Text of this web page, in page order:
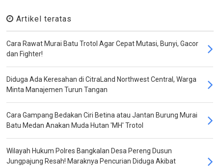
Artikel teratas
Cara Rawat Murai Batu Trotol Agar Cepat Mutasi, Bunyi, Gacor
dan Fighter!
Diduga Ada Keresahan di CitraLand Northwest Central, Warga
Minta Manajemen Turun Tangan
Cara Gampang Bedakan Ciri Betina atau Jantan Burung Murai
Batu Medan Anakan Muda Hutan 'MH' Trotol
Wilayah Hukum Polres Bangkalan Desa Pereng Dusun
Jungpajung Resah! Maraknya Pencurian Diduga Akibat